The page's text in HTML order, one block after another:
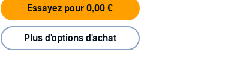
Essayez pour 0,00 €
Plus d'options d'achat